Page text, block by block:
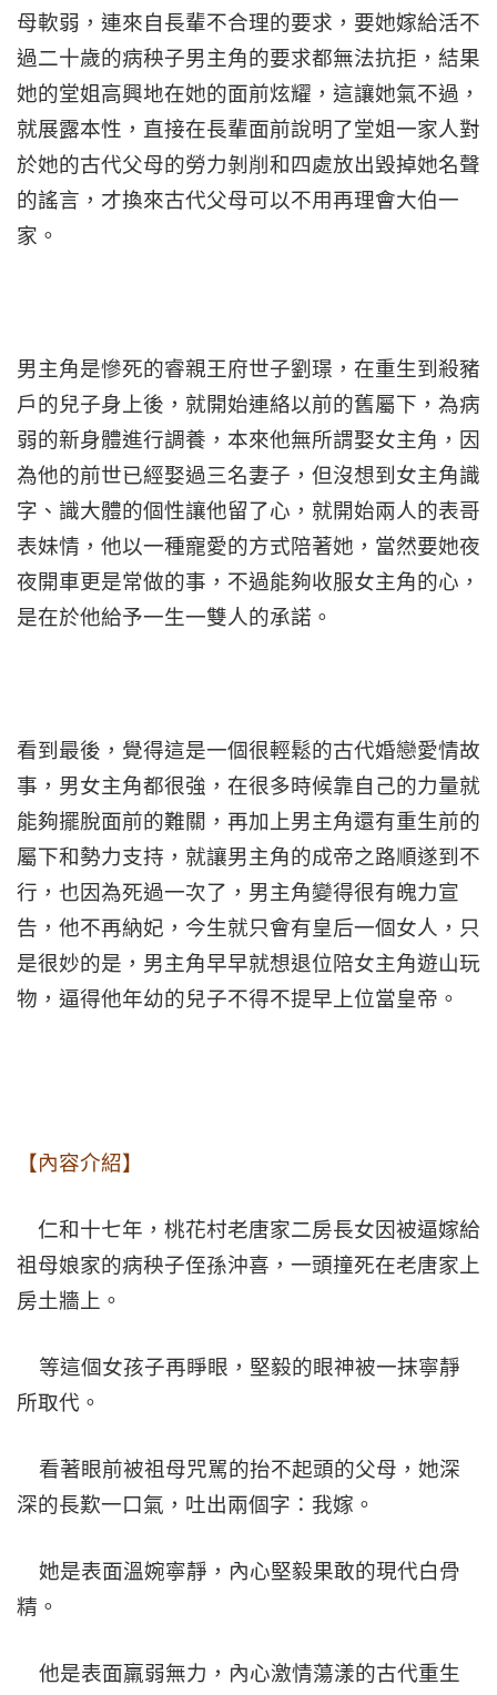
母軟弱，連來自長輩不合理的要求，要她嫁給活不
過二十歲的病秧子男主角的要求都無法抗拒，結果
她的堂姐高興地在她的面前炫耀，這讓她氣不過，
就展露本性，直接在長輩面前說明了堂姐一家人對
於她的古代父母的勞力剝削和四處放出毀掉她名聲
的謠言，才換來古代父母可以不用再理會大伯一
家。
男主角是慘死的睿親王府世子劉璟，在重生到殺豬
戶的兒子身上後，就開始連絡以前的舊屬下，為病
弱的新身體進行調養，本來他無所謂娶女主角，因
為他的前世已經娶過三名妻子，但沒想到女主角識
字、識大體的個性讓他留了心，就開始兩人的表哥
表妹情，他以一種寵愛的方式陪著她，當然要她夜
夜開車更是常做的事，不過能夠收服女主角的心，
是在於他給予一生一雙人的承諾。
看到最後，覺得這是一個很輕鬆的古代婚戀愛情故
事，男女主角都很強，在很多時候靠自己的力量就
能夠擺脫面前的難關，再加上男主角還有重生前的
屬下和勢力支持，就讓男主角的成帝之路順遂到不
行，也因為死過一次了，男主角變得很有魄力宣
告，他不再納妃，今生就只會有皇后一個女人，只
是很妙的是，男主角早早就想退位陪女主角遊山玩
物，逼得他年幼的兒子不得不提早上位當皇帝。
【內容介紹】
仁和十七年，桃花村老唐家二房長女因被逼嫁給
祖母娘家的病秧子侄孫沖喜，一頭撞死在老唐家上
房土牆上。
等這個女孩子再睜眼，堅毅的眼神被一抹寧靜
所取代。
看著眼前被祖母咒駡的抬不起頭的父母，她深
深的長歎一口氣，吐出兩個字：我嫁。
她是表面溫婉寧靜，內心堅毅果敢的現代白骨
精。
他是表面羸弱無力，內心激情蕩漾的古代重生